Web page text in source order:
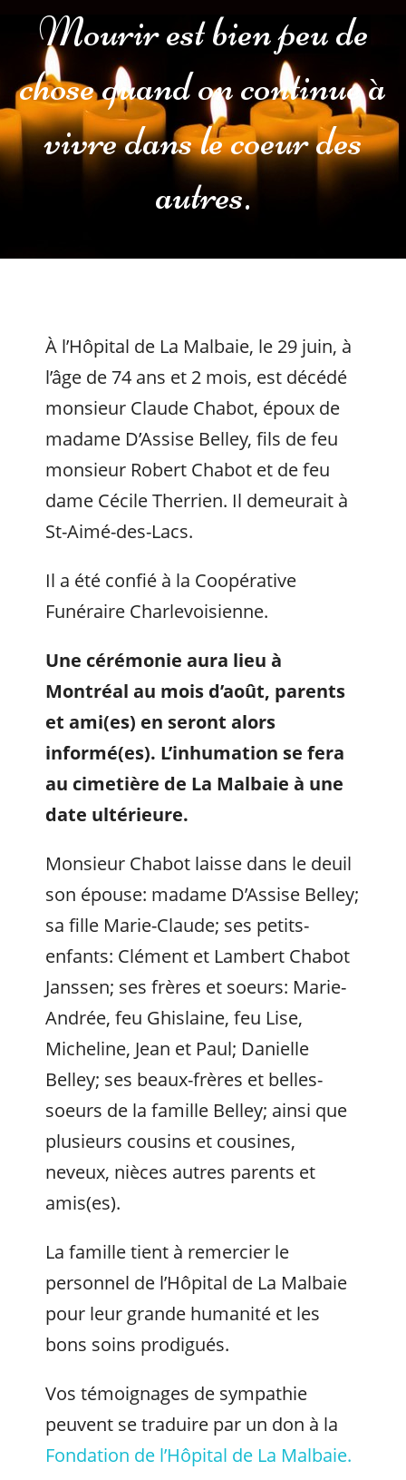
Mourir est bien peu de
chose quand on continue à
vivre dans le coeur des
autres.
À l’Hôpital de La Malbaie, le 29 juin, à
l’âge de 74 ans et 2 mois, est décédé
monsieur Claude Chabot, époux de
madame D’Assise Belley, fils de feu
monsieur Robert Chabot et de feu
dame Cécile Therrien. Il demeurait à
St-Aimé-des-Lacs.
Il a été confié à la Coopérative
Funéraire Charlevoisienne.
Une cérémonie aura lieu à
Montréal au mois d’août, parents
et ami(es) en seront alors
informé(es). L’inhumation se fera
au cimetière de La Malbaie à une
date ultérieure.
Monsieur Chabot laisse dans le deuil
son épouse: madame D’Assise Belley;
sa fille Marie-Claude; ses petits-
enfants: Clément et Lambert Chabot
Janssen; ses frères et soeurs: Marie-
Andrée, feu Ghislaine, feu Lise,
Micheline, Jean et Paul; Danielle
Belley; ses beaux-frères et belles-
soeurs de la famille Belley; ainsi que
plusieurs cousins et cousines,
neveux, nièces autres parents et
amis(es).
La famille tient à remercier le
personnel de l’Hôpital de La Malbaie
pour leur grande humanité et les
bons soins prodigués.
Vos témoignages de sympathie
peuvent se traduire par un don à la
Fondation de l’Hôpital de La Malbaie.